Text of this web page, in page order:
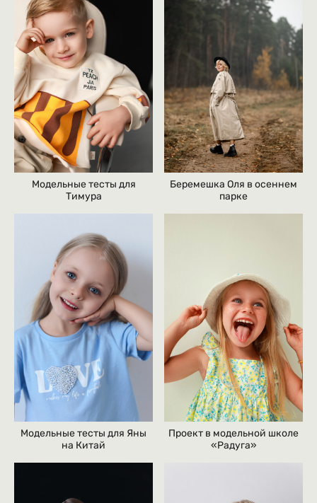
Модельные тесты для
Тимура
Беремешка Оля в осеннем
парке
Модельные тесты для Яны
на Китай
Проект в модельной школе
«Радуга»